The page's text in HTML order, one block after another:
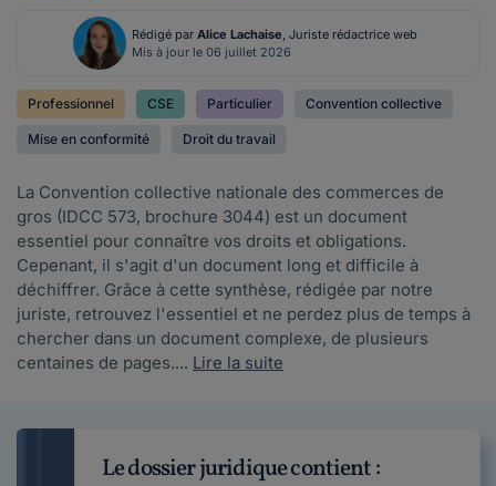
Le dossier juridique contient :
Rédigé par Alice Lachaise, Juriste rédactrice web
Mis à jour le 06 juillet 2026
Professionnel CSE Particulier Convention collective
Mise en conformité Droit du travail
La Convention collective nationale des commerces de
gros (IDCC 573, brochure 3044) est un document
essentiel pour connaître vos droits et obligations.
Cepenant, il s'agit d'un document long et difficile à
déchiffrer. Grâce à cette synthèse, rédigée par notre
juriste, retrouvez l'essentiel et ne perdez plus de temps à
chercher dans un document complexe, de plusieurs
centaines de pages.... Lire la suite